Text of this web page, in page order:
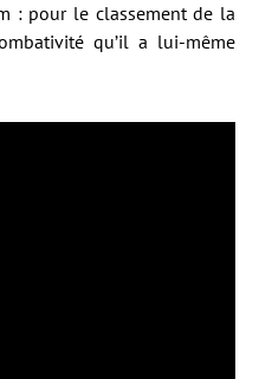
: pour le classement de la
qu’il a lui-même